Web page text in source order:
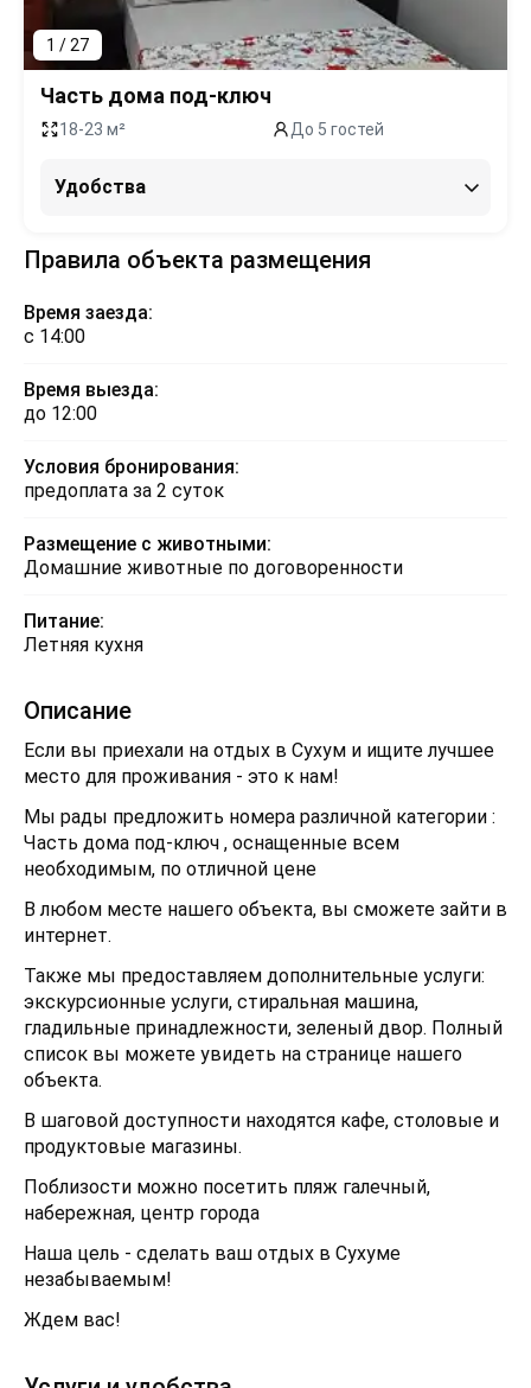
1 / 27
Часть дома под-ключ
18-23 м² До 5 гостей
Удобства
Правила объекта размещения
Время заезда:
с 14:00
Время выезда:
до 12:00
Условия бронирования:
предоплата за 2 суток
Размещение с животными:
Домашние животные по договоренности
Питание:
Летняя кухня
Описание
Если вы приехали на отдых в Сухум и ищите лучшее
место для проживания - это к нам!
Мы рады предложить номера различной категории :
Часть дома под-ключ , оснащенные всем
необходимым, по отличной цене
В любом месте нашего объекта, вы сможете зайти в
интернет.
Также мы предоставляем дополнительные услуги:
экскурсионные услуги, стиральная машина,
гладильные принадлежности, зеленый двор. Полный
список вы можете увидеть на странице нашего
объекта.
В шаговой доступности находятся кафе, столовые и
продуктовые магазины.
Поблизости можно посетить пляж галечный,
набережная, центр города
Наша цель - сделать ваш отдых в Сухуме
незабываемым!
Ждем вас!